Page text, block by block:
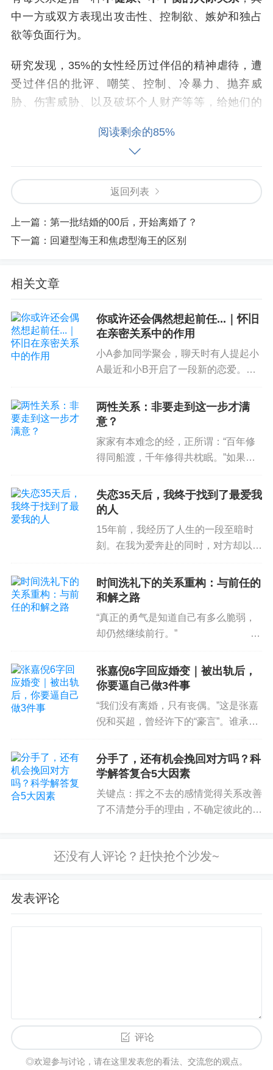
中一方或双方表现出攻击性、控制欲、嫉妒和独占
欲等负面行为。
研究发现，35%的女性经历过伴侣的精神虐待，遭
受过伴侣的批评、嘲笑、控制、冷暴力、抛弃威
胁、伤害威胁、以及破坏个人财产等等，给她们的
有毒关系最大的杀伤力就在于，即便你已经远离了
这个人，但伤口依然在流血，内心的痛苦仍在继
续。
它是这段关系在我们身上留下的痕迹，我们吸收的
毒素，依旧在侵蚀着我们的五脏六腑。
者表示，精神虐待比身体虐待具有更大的负面影
习得性无助、怨恨等等。
也有学者研究发现，在一段糟糕的亲密关系 中遭受
到了严重的伤害后，极有可能会扭曲我们的依恋风
同时，也给我们对自我的认知带来了巨大冲击，不
仅让我们开始怀疑爱情，不敢相信亲密关系，也如
我们不再相信自己，否定自我价值，觉得是自己不
的深渊。
甚至，我们还可能形成创伤纽带，即便清楚这是一
段糟糕的亲密关系，内心经历了撕裂和伤痛，但分
好时光，甚至这段时光可能是人生中的少数“高光时
刻”。
而这些伤害和痛苦如果没有去处理和面对，它们可
同深夜梦魇，成为我们生活里的阴影。
面临艰巨的自我重建之路
法国电影《我的国王》便描述了一对爱恨纠缠的夫
妻之间的拉扯。
婚前，优雅浪漫、成熟智慧、富有魅力的乔吉奥轻
易地便捕获了平凡的汤尼的心。
而婚后，那个完美男友却变成了偏执强悍，控制欲
爆棚的丈夫，
他可以把汤尼当作公主，但前提是他
在这个爱情国度里，他是有绝对的支配权的，结
应当原谅他的理由“招安”试图脱离的汤尼。
被困在其中的汤尼，越来越搞不清楚两人的关系，
她变得情绪化、压抑抑郁，变得焦虑不安，吃药治
阅读剩余的85%
返回列表
上一篇： 第一批结婚的00后，开始离婚了？
下一篇： 回避型海王和焦虑型海王的区别
相关文章
你或许还会偶然想起前任...｜怀旧
在亲密关系中的作用
小A参加同学聚会，聊天时有人提起小
A最近和小B开启了一段新的恋爱。于
小B和前任相比哪个更好？小A：那当
然是小B好了，我俩现在感情还不错。
两性关系：非要走到这一步才满
意？
家家有本难念的经，正所谓：“百年修
得同船渡，千年修得共枕眠。”如果家
腿，要站稳，要走路，谁也离不开谁。
但是，在亲密关系中，人们总是碰到各
失恋35天后，我终于找到了最爱我
的人
15年前，我经历了人生的一段至暗时
刻。在我为爱奔赴的同时，对方却以一
亡”。紧接着，生活对我重拳出击，将
我整个打碎。我夜夜失眠落泪，最严重
时间洗礼下的关系重构：与前任的
和解之路
“真正的勇气是知道自己有多么脆弱，
却仍然继续前行。”
人与人之间的关系...
张嘉倪6字回应婚变｜被出轨后，
你要逼自己做3件事
“我们没有离婚，只有丧偶。”这是张嘉
倪和买超，曾经许下的“豪言”。谁承
姻，也迎来了背叛。张嘉倪的老公买
超，凌晨2点，被拍到与一个年轻的姑
分手了，还有机会挽回对方吗？科
学解答复合5大因素
关键点：挥之不去的感情觉得关系改善
了不清楚分手的理由，不确定彼此的关
识的人，变得好陌生”“我问她说，我可
发表评论
评论
◎欢迎参与讨论，请在这里发表您的看法、交流您的观点。